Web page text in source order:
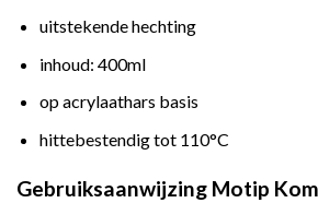
uitstekende hechting
inhoud: 400ml
op acrylaathars basis
hittebestendig tot 110°C
Gebruiksaanwijzing Motip